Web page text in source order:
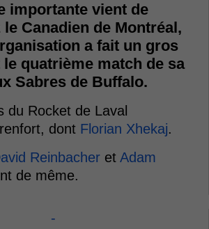
importante vient de
Canadien de Montréal,
a fait un gros
quatrième match de sa
Sabres de Buffalo.
du Rocket de Laval
dont Florian Xhekaj.
Reinbacher et Adam
de même.
-